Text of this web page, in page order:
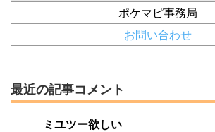
ポケマピ事務局
お問い合わせ
最近の記事コメント
ミユツー欲しい